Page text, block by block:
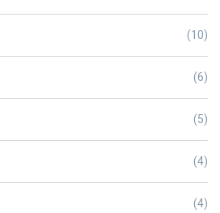
(10)
(6)
(5)
(4)
(4)